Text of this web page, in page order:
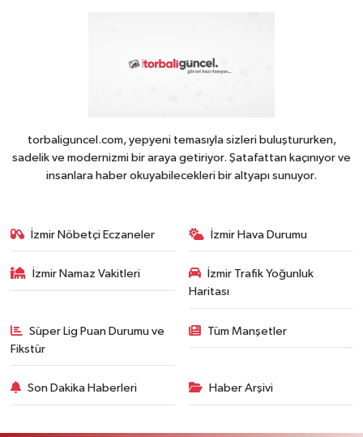
torbaliguncel.com, yepyeni temasıyla sizleri buluştururken,
sadelik ve modernizmi bir araya getiriyor. Şatafattan kaçınıyor ve
insanlara haber okuyabilecekleri bir altyapı sunuyor.
İzmir Nöbetçi Eczaneler İzmir Hava Durumu
İzmir Namaz Vakitleri
İzmir Trafik Yoğunluk
Haritası
Süper Lig Puan Durumu ve
Fikstür
Tüm Manşetler
Son Dakika Haberleri Haber Arşivi